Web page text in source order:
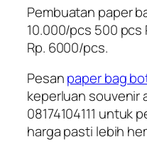
Pembuatan paper
10.000/pcs 500 pcs
Rp. 6000/pcs.
Pesanpaper bag
keperluan souvenir
08174104111 untuk
harga pasti lebih